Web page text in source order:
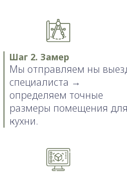
Шаг 2. Замер
Мы отправляем ны
специалиста →
определяем точные
размеры помещения
кухни.